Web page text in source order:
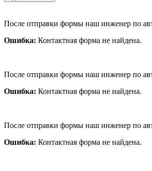
После отправки формы наш инженер по
Ошибка: Контактная форма не найдена.
После отправки формы наш инженер по
Ошибка: Контактная форма не найдена.
После отправки формы наш инженер по
Ошибка: Контактная форма не найдена.